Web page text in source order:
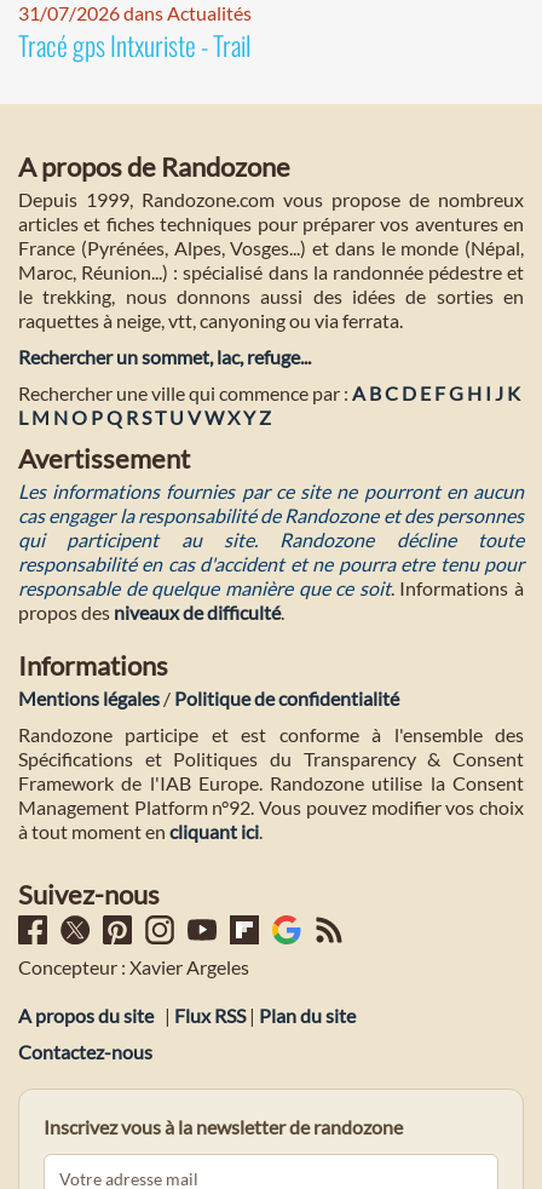
31/07/2026 dans Actualités
Tracé gps Intxuriste - Trail
A propos de Randozone
Depuis 1999, Randozone.com vous propose de nombreux
articles et fiches techniques pour préparer vos aventures en
France (Pyrénées, Alpes, Vosges...) et dans le monde (Népal,
Maroc, Réunion...) : spécialisé dans la randonnée pédestre et
le trekking, nous donnons aussi des idées de sorties en
raquettes à neige, vtt, canyoning ou via ferrata.
Rechercher un sommet, lac, refuge...
Rechercher une ville qui commence par : A BC D E FG H I J K
L M NO PQ RST U VWXYZ
Avertissement
Les informations fournies par ce site ne pourront en aucun
cas engager la responsabilité de Randozone et des personnes
qui participent au site. Randozone décline toute
responsabilité en cas d'accident et ne pourra etre tenu pour
responsable de quelque manière que ce soit. Informations à
propos des niveaux de difficulté.
Informations
Mentions légales / Politique de confidentialité
Randozone participe et est conforme à l'ensemble des
Spécifications et Politiques du Transparency & Consent
Framework de l'IAB Europe. Randozone utilise la Consent
Management Platform n°92. Vous pouvez modifier vos choix
à tout moment en cliquant ici.
Suivez-nous
Concepteur : Xavier Argeles
A propos du site | Flux RSS| Plan du site
Contactez-nous
Inscrivez vous à la newsletter de randozone